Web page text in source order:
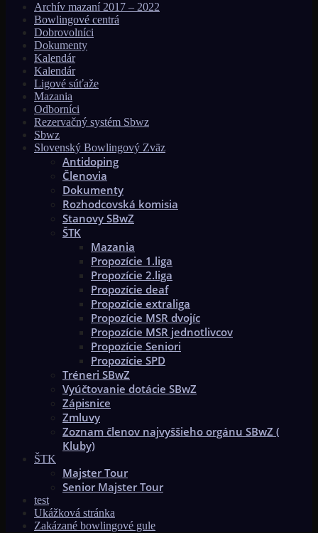
Archív mazaní 2017 – 2022
Bowlingové centrá
Dobrovolníci
Dokumenty
Kalendár
Kalendár
Ligové súťaže
Mazania
Odborníci
Rezervačný systém Sbwz
Sbwz
Slovenský Bowlingový Zväz
Antidoping
Členovia
Dokumenty
Rozhodcovská komisia
Stanovy SBwZ
ŠTK
Mazania
Propozície 1.liga
Propozície 2.liga
Propozície deaf
Propozície extraliga
Propozície MSR dvojíc
Propozície MSR jednotlivcov
Propozície Seniori
Propozície SPD
Tréneri SBwZ
Vyúčtovanie dotácie SBwZ
Zápisnice
Zmluvy
Zoznam členov najvyššieho orgánu SBwZ (
Kluby)
ŠTK
Majster Tour
Senior Majster Tour
test
Ukážková stránka
Zakázané bowlingové gule